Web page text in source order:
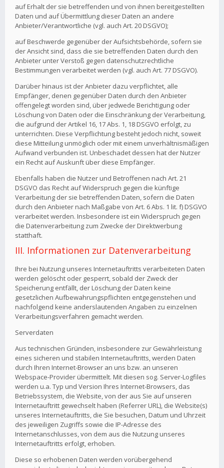
auf Erhalt der sie betreffenden und von ihnen bereitgestellten
Daten und auf Übermittlung dieser Daten an andere
Anbieter/Verantwortliche (vgl. auch Art. 20 DSGVO);
auf Beschwerde gegenüber der Aufsichtsbehörde, sofern sie
der Ansicht sind, dass die sie betreffenden Daten durch den
Anbieter unter Verstoß gegen datenschutzrechtliche
Bestimmungen verarbeitet werden (vgl. auch Art. 77 DSGVO).
Darüber hinaus ist der Anbieter dazu verpflichtet, alle
Empfänger, denen gegenüber Daten durch den Anbieter
offengelegt worden sind, über jedwede Berichtigung oder
Löschung von Daten oder die Einschränkung der Verarbeitung,
die aufgrund der Artikel 16, 17 Abs. 1, 18 DSGVO erfolgt, zu
unterrichten. Diese Verpflichtung besteht jedoch nicht, soweit
diese Mitteilung unmöglich oder mit einem unverhältnismäßigen
Aufwand verbunden ist. Unbeschadet dessen hat der Nutzer
ein Recht auf Auskunft über diese Empfänger.
Ebenfalls haben die Nutzer und Betroffenen nach Art. 21
DSGVO das Recht auf Widerspruch gegen die künftige
Verarbeitung der sie betreffenden Daten, sofern die Daten
durch den Anbieter nach Maßgabe von Art. 6 Abs. 1 lit. f) DSGVO
verarbeitet werden. Insbesondere ist ein Widerspruch gegen
die Datenverarbeitung zum Zwecke der Direktwerbung
statthaft.
III. Informationen zur Datenverarbeitung
Ihre bei Nutzung unseres Internetauftritts verarbeiteten Daten
werden gelöscht oder gesperrt, sobald der Zweck der
Speicherung entfällt, der Löschung der Daten keine
gesetzlichen Aufbewahrungspflichten entgegenstehen und
nachfolgend keine anderslautenden Angaben zu einzelnen
Verarbeitungsverfahren gemacht werden.
Serverdaten
Aus technischen Gründen, insbesondere zur Gewährleistung
eines sicheren und stabilen Internetauftritts, werden Daten
durch Ihren Internet-Browser an uns bzw. an unseren
Webspace-Provider übermittelt. Mit diesen sog. Server-Logfiles
werden u.a. Typ und Version Ihres Internet-Browsers, das
Betriebssystem, die Website, von der aus Sie auf unseren
Internetauftritt gewechselt haben (Referrer URL), die Website(s)
unseres Internetauftritts, die Sie besuchen, Datum und Uhrzeit
des jeweiligen Zugriffs sowie die IP-Adresse des
Internetanschlusses, von dem aus die Nutzung unseres
Internetauftritts erfolgt, erhoben.
Diese so erhobenen Daten werden vorübergehend